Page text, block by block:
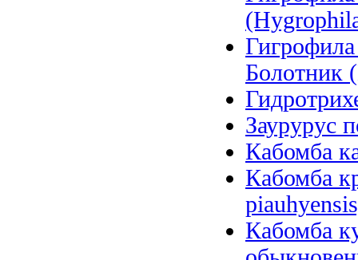
Болотник
Заурурус
Кабомба
Кабомба
Кабомба